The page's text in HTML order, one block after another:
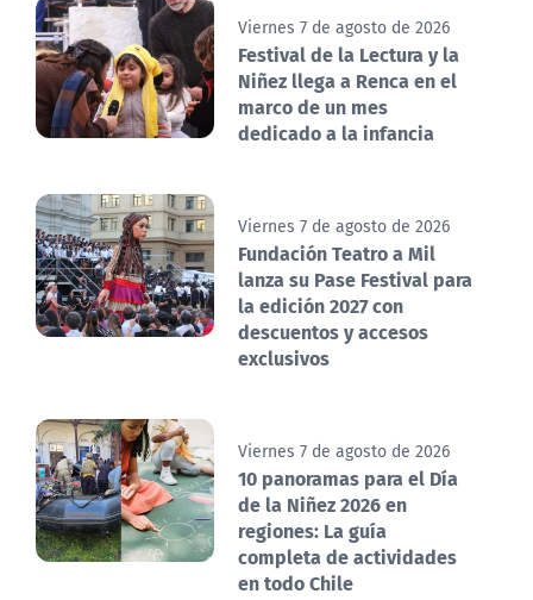
Viernes 7 de agosto de 2026
Festival de la Lectura y la
Niñez llega a Renca en el
marco de un mes
dedicado a la infancia
Viernes 7 de agosto de 2026
Fundación Teatro a Mil
lanza su Pase Festival para
la edición 2027 con
descuentos y accesos
exclusivos
Viernes 7 de agosto de 2026
10 panoramas para el Día
de la Niñez 2026 en
regiones: La guía
completa de actividades
en todo Chile